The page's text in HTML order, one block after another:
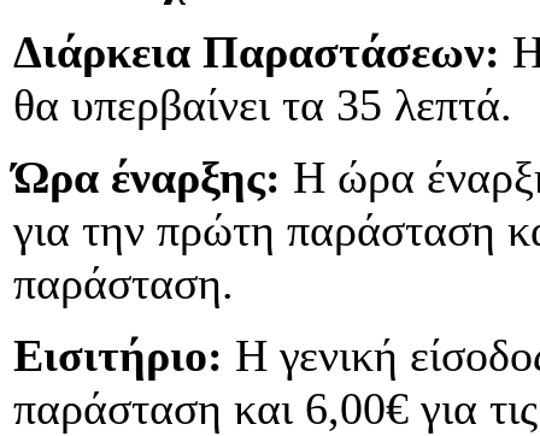
Διάρκεια Παραστάσεων:
θα υπερβαίνει τα 35 λεπτά.
Ώρα έναρξης: Η ώρα
για την πρώτη παράσταση
παράσταση.
Εισιτήριο: Η γενική
παράσταση και 6,00€ για